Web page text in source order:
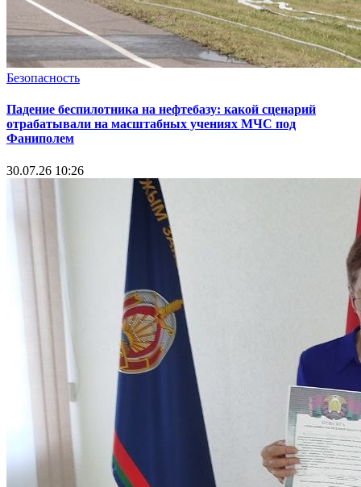
Безопасность
Падение беспилотника на нефтебазу: какой сценарий
отрабатывали на масштабных учениях МЧС под
Фаниполем
30.07.26 10:26